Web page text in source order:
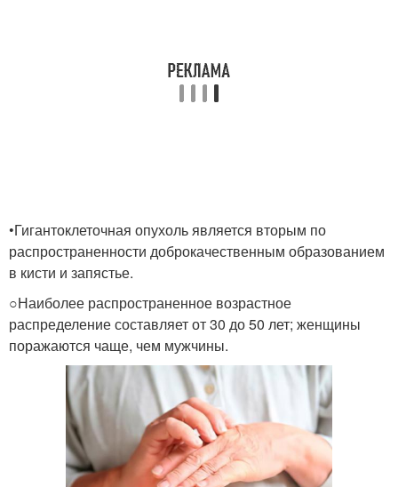
•Гигантоклеточная опухоль является вторым по
распространенности доброкачественным образованием
в кисти и запястье.
○Наиболее распространенное возрастное
распределение составляет от 30 до 50 лет; женщины
поражаются чаще, чем мужчины.